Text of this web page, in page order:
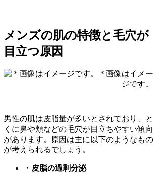
メンズの肌の特徴と毛穴が
目立つ原因
＊画像はイメー
ジです。
男性の肌は皮脂量が多いとされており、と
くに鼻や頬などの毛穴が目立ちやすい傾向
があります。原因は主に以下のようなもの
が考えられるでしょう。
・皮脂の過剰分泌